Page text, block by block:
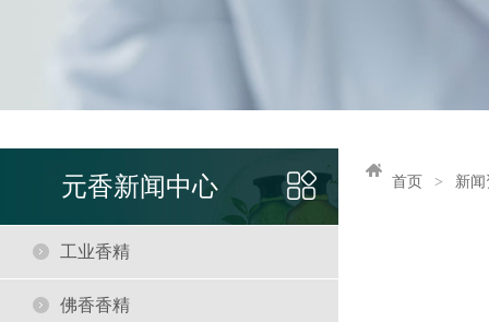
元香新闻中心
工业香精
佛香香精
首页 新